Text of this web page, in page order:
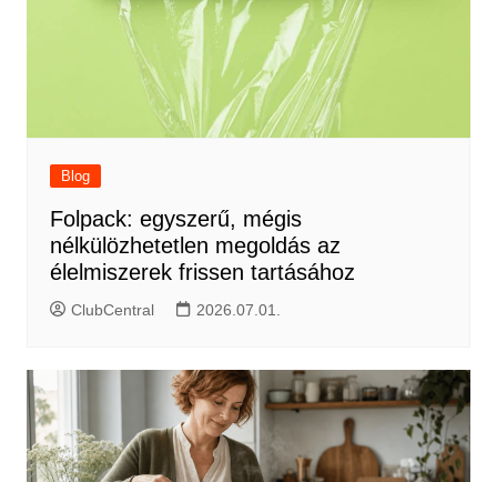
Blog
Folpack: egyszerű, mégis
nélkülözhetetlen megoldás az
élelmiszerek frissen tartásához
ClubCentral 2026.07.01.